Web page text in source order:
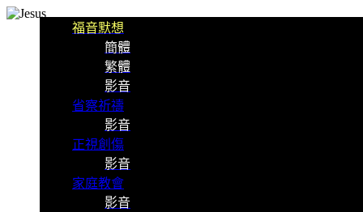
福音默想
簡體
繁體
影音
省察祈禱
影音
正視創傷
影音
家庭教會
影音